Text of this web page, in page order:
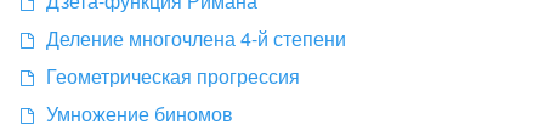
Деление многочлена 4-й степени
Геометрическая прогрессия
Умножение биномов